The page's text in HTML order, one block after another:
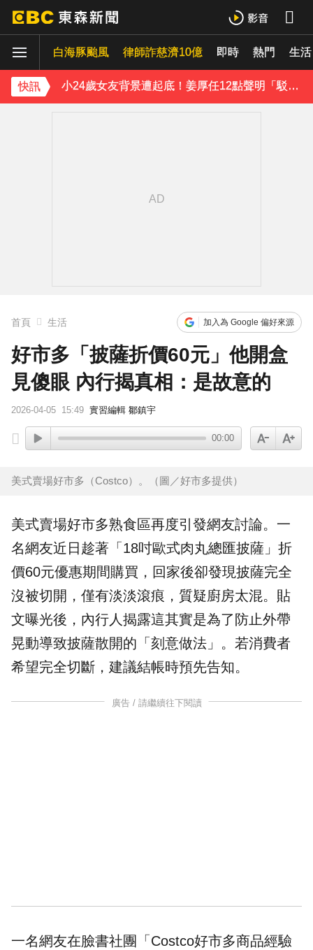
白海豚颱風 律師詐慈濟10億 即時 熱門 生活
快訊
下載東森App，隨時掌握天下大小事！
小24歲女友背景遭起底！姜厚任12點聲明「駁小三傳聞」：你在講三小？
首頁 生活 加入為 Google 偏好來源
好市多「披薩折價60元」他開盒
見傻眼 內行揭真相：是故意的
2026-04-05 15:49 實習編輯 鄒鎮宇
00:00
美式賣場好市多（Costco）。（圖／好市多提供）
美式賣場好市多熟食區再度引發網友討論。一
名網友近日趁著「18吋歐式肉丸總匯披薩 」 折
價60元優惠期間購買，回家後卻發現披薩完全
沒被切開，僅有淡淡滾痕，質疑廚房太混。貼
文曝光後，內行人揭露這其實是為了防止外帶
晃動導致披薩散開的「刻意做法」。若消費者
希望完全切斷，建議結帳時預先告知。
廣告 / 請繼續往下閱讀
一名網友在臉書社團「 Costco好市多商品經驗